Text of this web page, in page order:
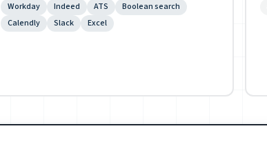
Workday
Indeed ATS
Boolean search
Calendly
Slack Excel